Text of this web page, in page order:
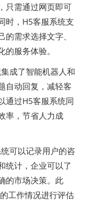
只需通过网页即可
时，H5客服系统支
需求选择文字、
服务体验。
成了智能机器人和
自动回复，减轻客
通过H5客服系统同
率，节省人力成
可以记录用户的咨
统计，企业可以了
的市场决策。此
工作情况进行评估